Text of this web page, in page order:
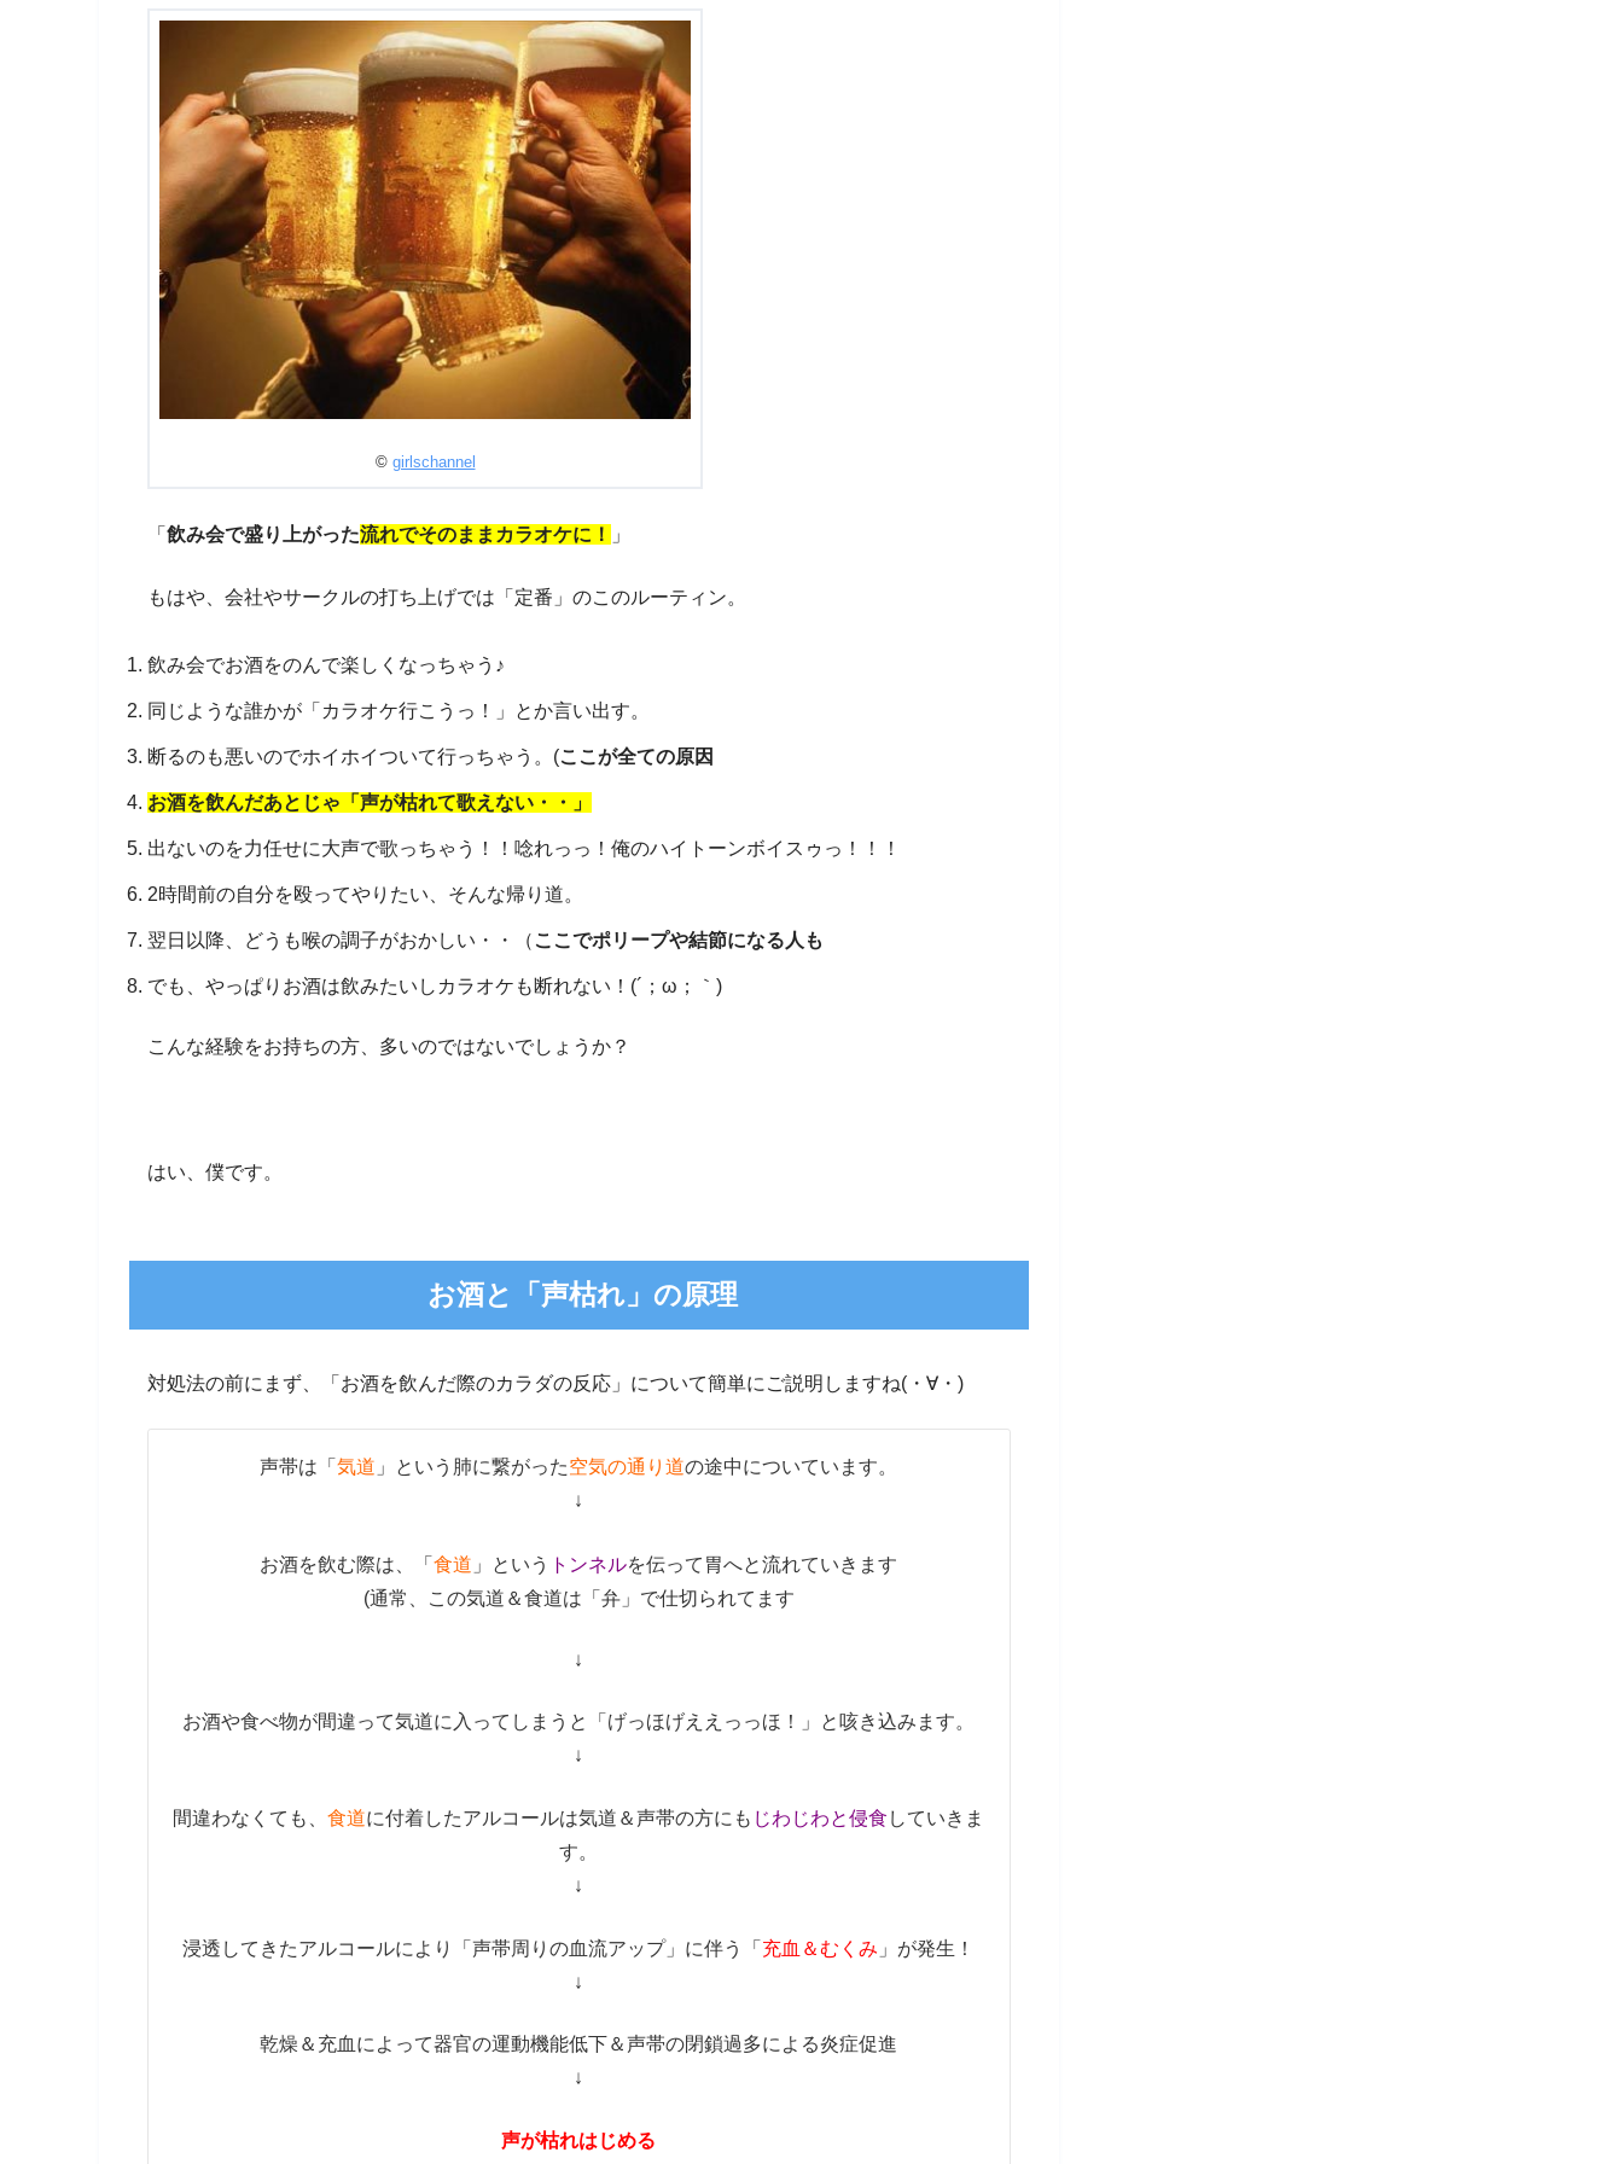
© girlschannel
「 飲み会で盛り上がった流れでそのままカラオケに！ 」
もはや、会社やサークルの打ち上げでは「定番」のこのルーティン。
飲み会でお酒をのんで楽しくなっちゃう♪
同じような誰かが「カラオケ行こうっ！」とか言い出す。
断るのも悪いのでホイホイついて行っちゃう。(ここが全ての原因
お酒を飲んだあとじゃ「声が枯れて歌えない・・」
出ないのを力任せに大声で歌っちゃう！！唸れっっ！俺のハイトーンボイスゥっ！！！
2時間前の自分を殴ってやりたい、そんな帰り道。
翌日以降、どうも喉の調子がおかしい・・（ ここでポリープや結節になる人も
でも、やっぱりお酒は飲みたいしカラオケも断れない！(´；ω；｀)
こんな経験をお持ちの方、多いのではないでしょうか？
はい、僕です。
お酒と「声枯れ」の原理
対処法の前にまず、「お酒を飲んだ際のカラダの反応」について簡単にご説明しますね(・∀・)
声帯は「気道 」という肺に繋がった空気の通り道の途中についています。
↓
お酒を飲む際は、「食道 」という トンネルを伝って胃へと流れていきます
(通常、この気道＆食道は「弁」で仕切られてます
↓
お酒や食べ物が間違って気道に入ってしまうと「げっほげええっっほ！」と咳き込みます。
↓
間違わなくても、食道に付着したアルコールは気道＆声帯の方にも じわじわと侵食 していきま
す。
↓
浸透してきたアルコールにより「声帯周りの血流アップ」に伴う「 充血＆むくみ 」が発生！
↓
乾燥＆充血によって器官の運動機能低下＆声帯の閉鎖過多による炎症促進
↓
声が枯れはじめる